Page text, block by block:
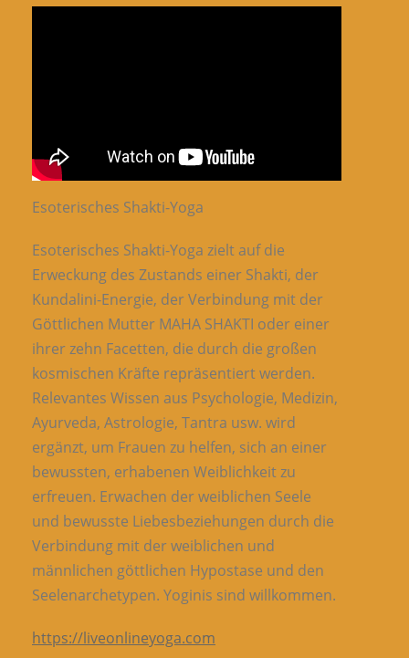
Esoterisches Shakti-Yoga
Esoterisches Shakti-Yoga zielt auf die
Erweckung des Zustands einer Shakti, der
Kundalini-Energie, der Verbindung mit der
Göttlichen Mutter MAHA SHAKTI oder einer
ihrer zehn Facetten, die durch die großen
kosmischen Kräfte repräsentiert werden.
Relevantes Wissen aus Psychologie, Medizin,
Ayurveda, Astrologie, Tantra usw. wird
ergänzt, um Frauen zu helfen, sich an einer
bewussten, erhabenen Weiblichkeit zu
erfreuen. Erwachen der weiblichen Seele
und bewusste Liebesbeziehungen durch die
Verbindung mit der weiblichen und
männlichen göttlichen Hypostase und den
Seelenarchetypen. Yoginis sind willkommen.
https://liveonlineyoga.com